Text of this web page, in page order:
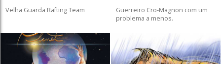
Velha Guarda Rafting Team
Guerreiro Cro-Magnon com um
problema a menos.